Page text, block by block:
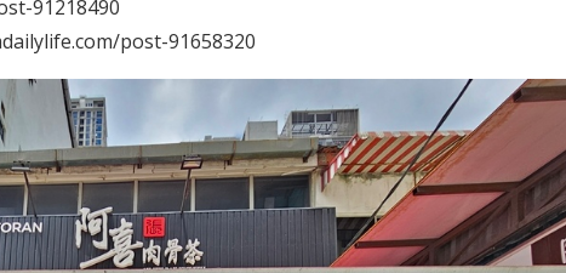
91218490
post-91658320